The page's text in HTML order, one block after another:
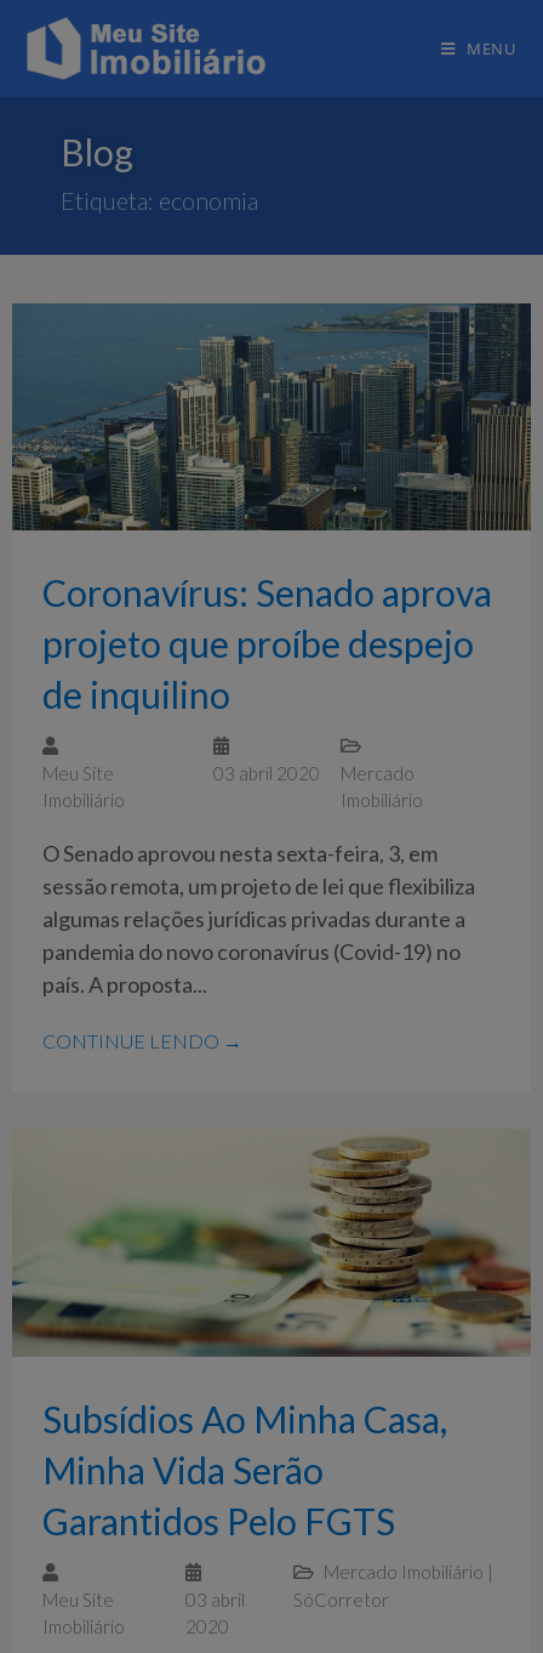
MENU
Blog
Etiqueta: economia
Coronavírus: Senado aprova
projeto que proíbe despejo
de inquilino
Meu Site
Imobiliário
03 abril 2020
Mercado
Imobiliário
O Senado aprovou nesta sexta-feira, 3, em
sessão remota, um projeto de lei que flexibiliza
algumas relações jurídicas privadas durante a
pandemia do novo coronavírus (Covid-19) no
país. A proposta...
CONTINUE LENDO →
Subsídios Ao Minha Casa,
Minha Vida Serão
Garantidos Pelo FGTS
Meu Site
Imobiliário
03 abril
2020
Mercado Imobiliário |
SóCorretor